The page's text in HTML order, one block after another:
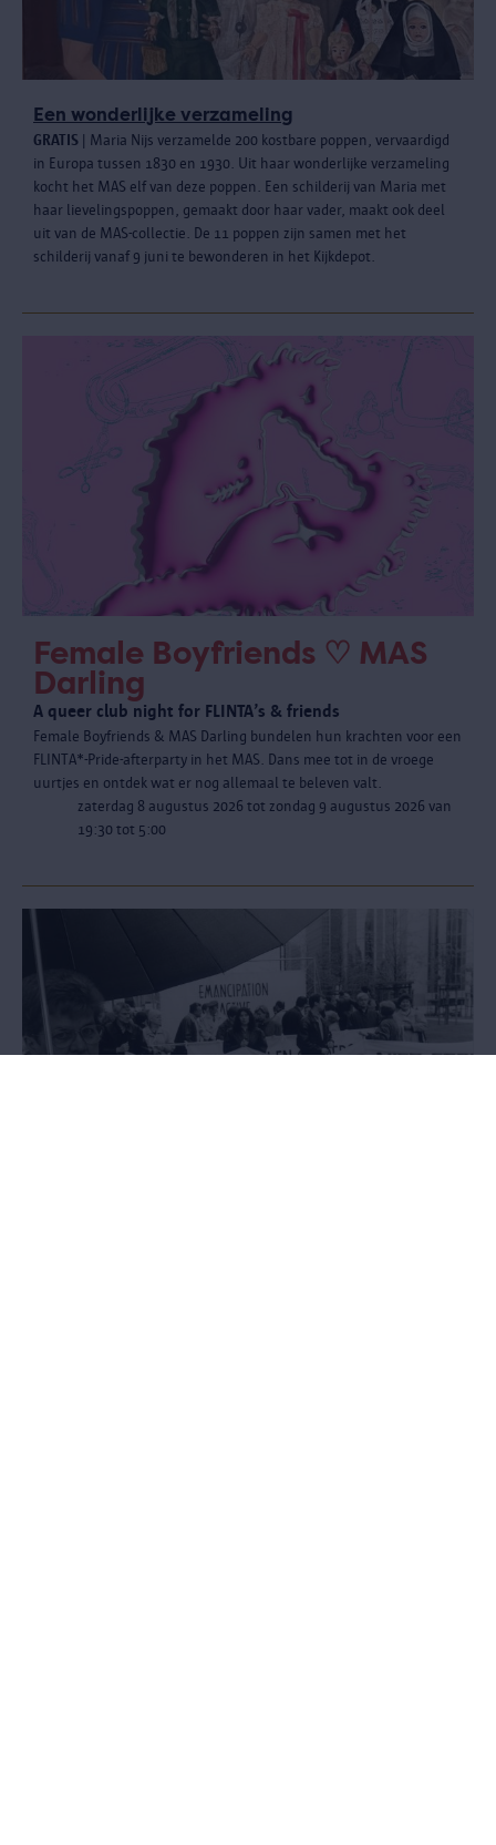
Een wonderlijke verzameling
GRATIS | Maria Nijs verzamelde 200 kostbare poppen, vervaardigd
in Europa tussen 1830 en 1930. Uit haar wonderlijke verzameling
kocht het MAS elf van deze poppen. Een schilderij van Maria met
haar lievelingspoppen, gemaakt door haar vader, maakt ook deel
uit van de MAS-collectie. De 11 poppen zijn samen met het
schilderij vanaf 9 juni te bewonderen in het Kijkdepot.
Female Boyfriends ♡ MAS
Darling
A queer club night for FLINTA’s & friends
Female Boyfriends & MAS Darling bundelen hun krachten voor een
FLINTA*-Pride-afterparty in het MAS. Dans mee tot in de vroege
uurtjes en ontdek wat er nog allemaal te beleven valt.
zaterdag 8 augustus 2026 tot zondag 9 augustus 2026 van
19:30 tot 5:00